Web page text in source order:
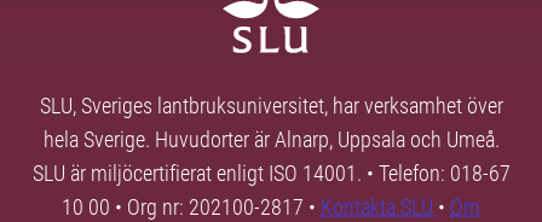
SLU, Sveriges lantbruksuniversitet, har verksamhet över
hela Sverige. Huvudorter är Alnarp, Uppsala och Umeå.
SLU är miljöcertifierat enligt ISO 14001. • Telefon: 018-67
10 00 • Org nr: 202100-2817 • Kontakta SLU • Om